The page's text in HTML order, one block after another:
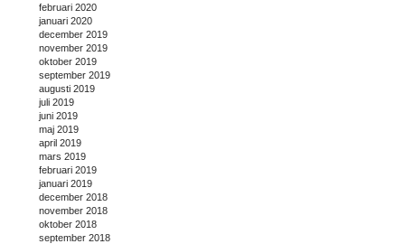
februari 2020
januari 2020
december 2019
november 2019
oktober 2019
september 2019
augusti 2019
juli 2019
juni 2019
maj 2019
april 2019
mars 2019
februari 2019
januari 2019
december 2018
november 2018
oktober 2018
september 2018